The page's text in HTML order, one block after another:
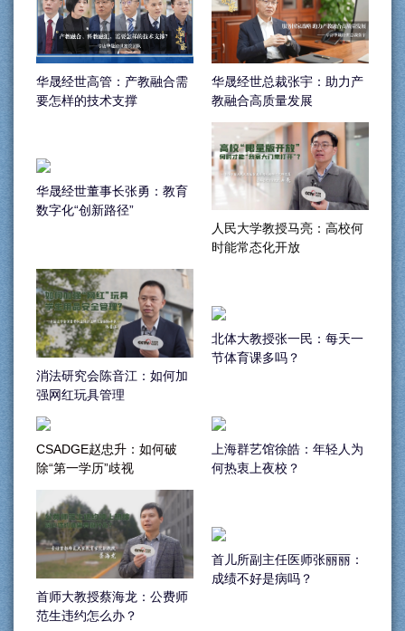
华晟经世高管：产教融合需
要怎样的技术支撑
华晟经世总裁张宇：助力产
教融合高质量发展
华晟经世董事长张勇：教育
数字化“创新路径”
人民大学教授马亮：高校何
时能常态化开放
消法研究会陈音江：如何加
强网红玩具管理
北体大教授张一民：每天一
节体育课多吗？
CSADGE赵忠升：如何破
除“第一学历”歧视
上海群艺馆徐皓：年轻人为
何热衷上夜校？
首师大教授蔡海龙：公费师
范生违约怎么办？
首儿所副主任医师张丽丽：
成绩不好是病吗？